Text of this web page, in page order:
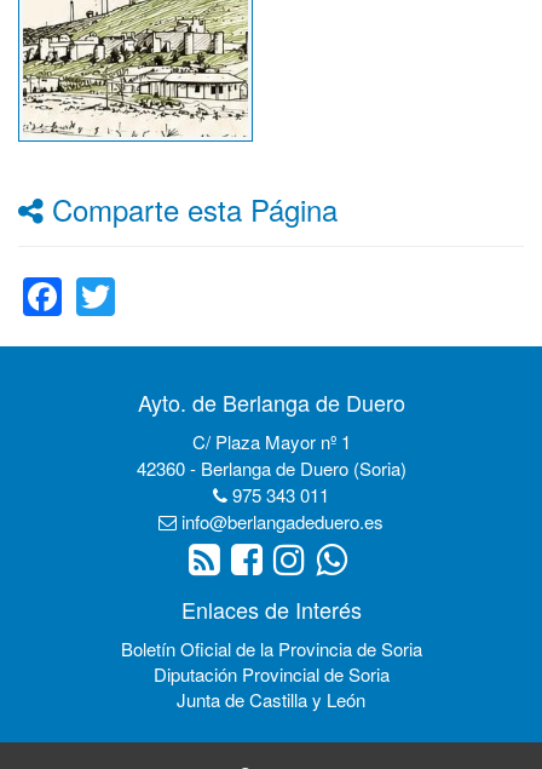
Comparte esta Página
Facebook
Ayto. de Berlanga de Duero
C/ Plaza Mayor nº 1
42360 - Berlanga de Duero (Soria)
975 343 011
info@berlangadeduero.es
Enlaces de Interés
Boletín Oficial de la Provincia de Soria
Diputación Provincial de Soria
Junta de Castilla y León